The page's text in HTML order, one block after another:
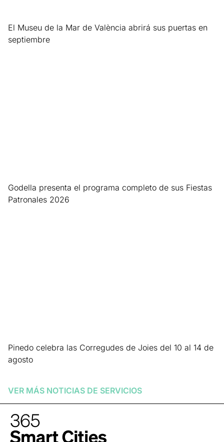
El Museu de la Mar de València abrirá sus puertas en
septiembre
Godella presenta el programa completo de sus Fiestas
Patronales 2026
Pinedo celebra las Corregudes de Joies del 10 al 14 de
agosto
VER MÁS NOTICIAS DE SERVICIOS